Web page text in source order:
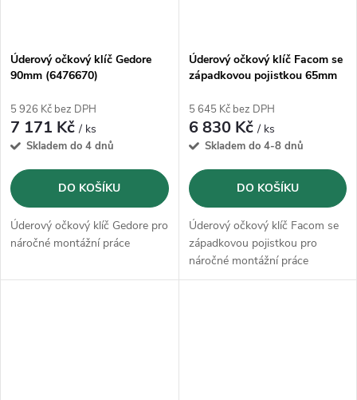
Úderový očkový klíč Gedore
90mm (6476670)
5 926 Kč bez DPH
7 171 Kč/ ks
Skladem do 4 dnů
DO KOŠÍKU
Úderový očkový klíč Gedore pro
náročné montážní práce
Úderový očkový klíč Facom se
západkovou pojistkou 65mm
5 645 Kč bez DPH
6 830 Kč/ ks
Skladem do 4-8 dnů
DO KOŠÍKU
Úderový očkový klíč Facom se
západkovou pojistkou pro
náročné montážní práce